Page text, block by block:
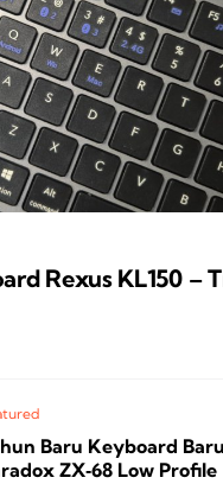
Rexus KL150 –
Baru Keyboard
ZX‑68 Low Profile